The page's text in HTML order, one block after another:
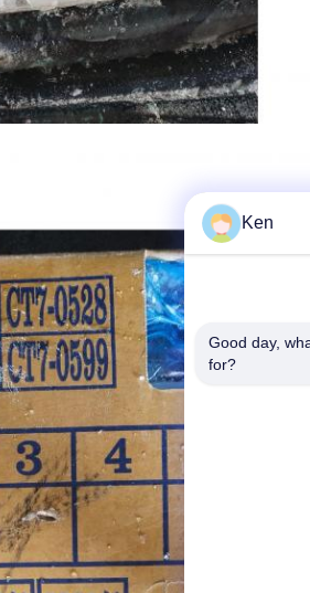
Ken
Good day,
for?